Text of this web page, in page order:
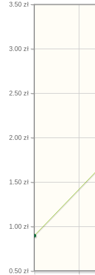
0.50 zł
1.00 zł
1.50 zł
2.00 zł
2.50 zł
3.00 zł
3.50 zł